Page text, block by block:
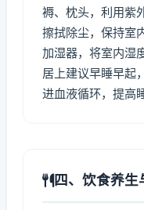
褥、枕头，利用紫
擦拭除尘，保持室
加湿器，将室内湿
居上建议早睡早起
进血液循环，提高
四、饮食养生